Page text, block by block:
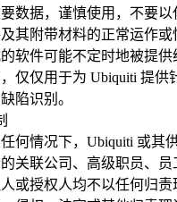
数据，谨慎使用，不要
其附带材料的正常运作
软件可能不定时地被提
仅仅用于为 Ubiquiti 提供
陷识别。
何情况下，Ubiquiti 或其
关联公司、高级职员、
或授权人均不以任何归